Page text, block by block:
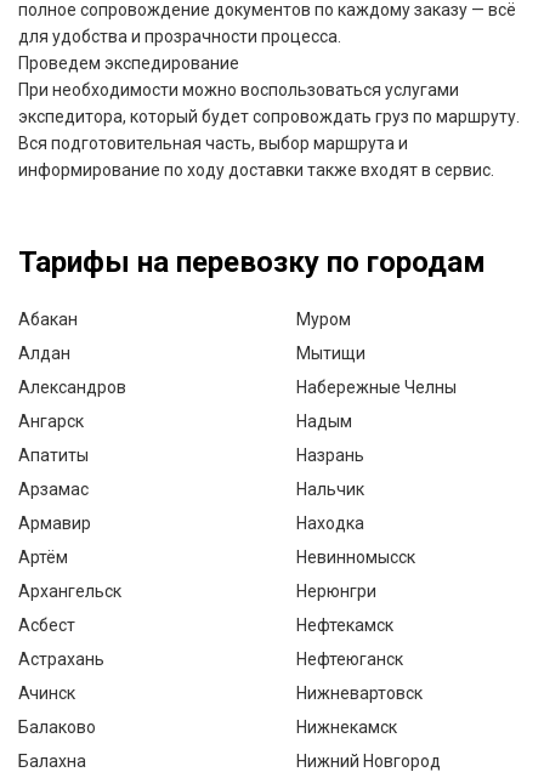
полное сопровождение документов по каждому заказу — всё
для удобства и прозрачности процесса.
Проведем экспедирование
При необходимости можно воспользоваться услугами
экспедитора, который будет сопровождать груз по маршруту.
Вся подготовительная часть, выбор маршрута и
информирование по ходу доставки также входят в сервис.
Тарифы на перевозку по городам
Абакан
Алдан
Александров
Ангарск
Апатиты
Арзамас
Армавир
Артём
Архангельск
Асбест
Астрахань
Ачинск
Балаково
Балахна
Муром
Мытищи
Набережные Челны
Надым
Назрань
Нальчик
Находка
Невинномысск
Нерюнгри
Нефтекамск
Нефтеюганск
Нижневартовск
Нижнекамск
Нижний Новгород